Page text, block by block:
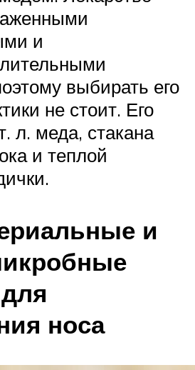
и
выбирать его
не стоит. Его
л. меда, стакана
и теплой
и
носа